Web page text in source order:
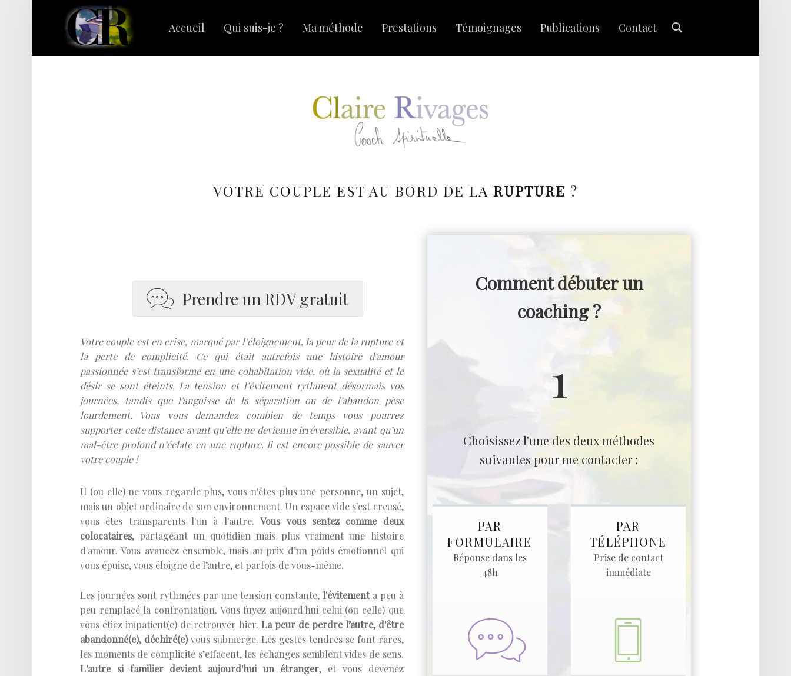
I
A
C
H
D
E
V
I
E
Développement Personnel
Accueil Qui suis-je ? Ma méthode Prestations Témoignages Publications Contact
VOTRE COUPLE EST AU BORD DE LA RUPTURE ?
Prendre un RDV gratuit
Votre couple est en crise, marqué par l’éloignement, la peur de la rupture et
la perte de complicité. Ce qui était autrefois une histoire d’amour
passionnée s’est transformé en une cohabitation vide, où la sexualité et le
désir se sont éteints. La tension et l’évitement rythment désormais vos
journées, tandis que l’angoisse de la séparation ou de l’abandon pèse
lourdement. Vous vous demandez combien de temps vous pourrez
supporter cette distance avant qu’elle ne devienne irréversible, avant qu’un
mal-être profond n’éclate en une rupture. Il est encore possible de sauver
votre couple !
Il (ou elle) ne vous regarde plus, vous n'êtes plus une personne, un sujet,
mais un objet ordinaire de son environnement. Un espace vide s'est creusé,
vous êtes transparents l'un à l'autre. Vous vous sentez comme deux
colocataires, partageant un quotidien mais plus vraiment une histoire
d'amour. Vous avancez ensemble, mais au prix d’un poids émotionnel qui
vous épuise, vous éloigne de l’autre, et parfois de vous-même.
Les journées sont rythmées par une tension constante, l'évitementa peu à
peu remplacé la confrontation. Vous fuyez aujourd'hui celui (ou celle) que
vous étiez impatient(e) de retrouver hier. La peur de perdre l’autre, d'être
abandonné(e), déchiré(e)vous submerge. Les gestes tendres se font rares,
les moments de complicité s’effacent, les échanges semblent vides de sens.
L'autre si familier devient aujourd'hui un étranger, et vous devenez
Comment débuter un
coaching ?
1
Choisissez l'une des deux méthodes
suivantes pour me contacter :
PAR
FORMULAIRE
Réponse dans les
48h
PAR
TÉLÉPHONE
Prise de contact
immédiate